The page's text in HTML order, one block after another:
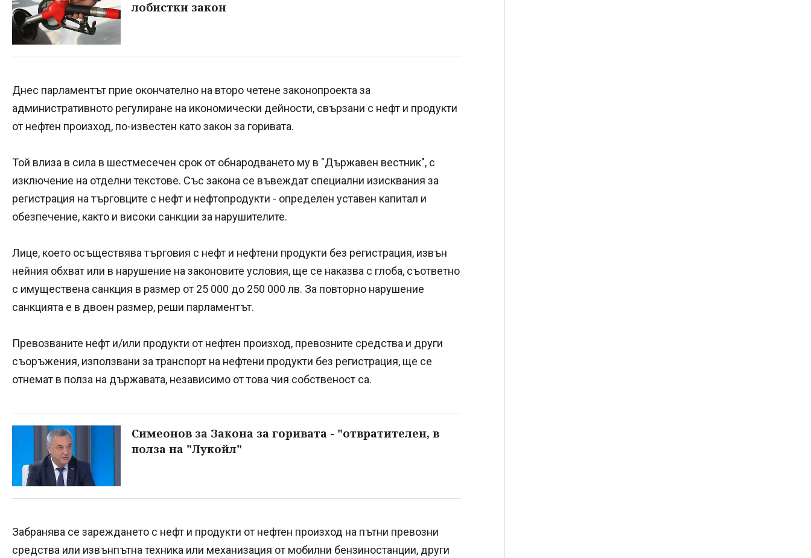
лобистки закон
Днес парламентът прие окончателно на второ четене законопроекта за
административното регулиране на икономически дейности, свързани с нефт и продукти
от нефтен произход, по-известен като закон за горивата.
Той влиза в сила в шестмесечен срок от обнародването му в "Държавен вестник", с
изключение на отделни текстове. Със закона се въвеждат специални изисквания за
регистрация на търговците с нефт и нефтопродукти - определен уставен капитал и
обезпечение, както и високи санкции за нарушителите.
Лице, което осъществява търговия с нефт и нефтени продукти без регистрация, извън
нейния обхват или в нарушение на законовите условия, ще се наказва с глоба, съответно
с имуществена санкция в размер от 25 000 до 250 000 лв. За повторно нарушение
санкцията е в двоен размер, реши парламентът.
Превозваните нефт и/или продукти от нефтен произход, превозните средства и други
съоръжения, използвани за транспорт на нефтени продукти без регистрация, ще се
отнемат в полза на държавата, независимо от това чия собственост са.
Симеонов за Закона за горивата - "отвратителен, в
полза на "Лукойл"
Забранява се зареждането с нефт и продукти от нефтен произход на пътни превозни
средства или извънпътна техника или механизация от мобилни бензиностанции, други